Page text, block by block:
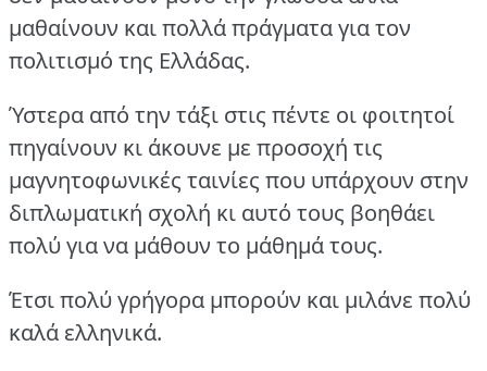
μαθαίνουν και πολλά πράγματα για τον
πολιτισμό της Ελλάδας.
Ύστερα από την τάξι στις πέντε οι φοιτητοί
πηγαίνουν κι άκουνε με προσοχή τις
μαγνητοφωνικές ταινίες που υπάρχουν στην
διπλωματική σχολή κι αυτό τους βοηθάει
πολύ για να μάθουν το μάθημά τους.
Έτσι πολύ γρήγορα μπορούν και μιλάνε πολύ
καλά ελληνικά.